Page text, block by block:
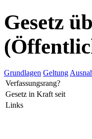
Gesetz
Grundlagen Geltung
Verfassungsrang?
Gesetz in Kraft seit
Links